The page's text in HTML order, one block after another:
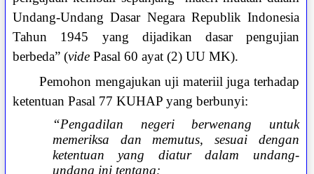
Undang-Undang Dasar Negara Republik Indonesia
Tahun 1945 yang dijadikan dasar pengujian
berbeda” (videPasal 60 ayat (2) UU MK).
Pemohon mengajukan uji materiil juga terhadap
ketentuan Pasal 77 KUHAP yang berbunyi:
“Pengadilan negeri berwenang untuk
memeriksa dan memutus, sesuai dengan
ketentuan yang diatur dalam undang-
undang ini tentang: